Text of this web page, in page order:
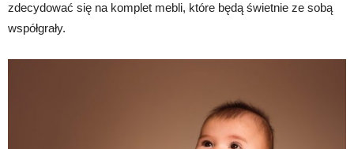
zdecydować się na komplet mebli, które będą świetnie ze sobą
współgrały.